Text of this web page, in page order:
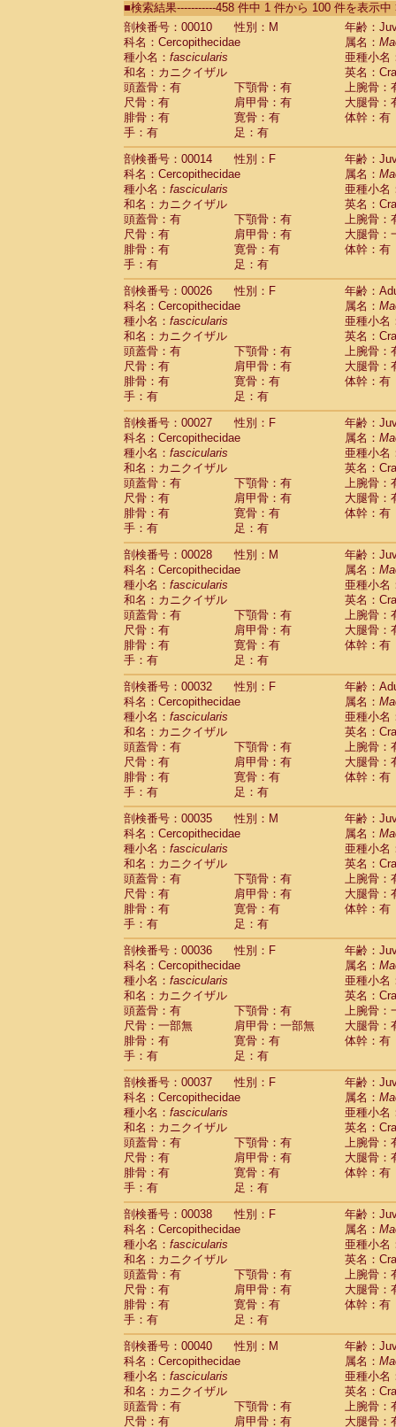
CebidaeSaguinus labiatus(0)
Cebidae Saguinus leucopus (6)
CebidaeSaguinus midas
CebidaeSaguinus mystax
CebidaeSaguinus nigricollis (34)
Cebidae Saguinus oedipus
Cebidae Saguinus weddelli
Cebidae Saguinusspp.
Cebidae Aotus trivirgatus
Cebidae Cebus albifrons
CebidaeCebus apella
CebidaeCebus capucinus
CebidaeCebus nigrivittatus
Cebidae Cebusspp.(0)
Cebidae Saimiri boliviensis
Cebidae Saimiri sciureus
Atelidae Alouatta caraya
AtelidaeAlouatta fusca
AtelidaeAlouatta seniculus
AtelidaeAlouatta
AtelidaeAteles belzebuth
Atelidae Ateles geoffroyi
Atelidae Ateles paniscus
Atelidae Atelesspp.
Atelidae Lagothrix lagothricha
AtelidaeLagothrix lagothricha cana(0)
Pitheciidae
Cacajao calvus
PitheciidaeCallicebus cupreus(2)
Pitheciidae Callicebus donacophilus(0)
Pitheciidae Callicebus moloch(0)
Pitheciidae Callicebus torquatus(0)
Pitheciidae Callicebus
Pitheciidae Chiropotes satanas
Pitheciidae Pithecia monachus
Pitheciidae Pithecia pithecia (0)
Cercopithecidae Cercocebus agilis (0)
Cercopithecidae
Cercocebus
Cercopithecidae
Cercocebus
CercopithecidaeCercocebus
CercopithecidaeCercocebus
CercopithecidaeCercocebus hybrid(2)
CercopithecidaeCercocebus
CercopithecidaeLophocebus
Cercopithecidae
(2)
Cercopithecidae Papio cynocephalus
Cercopithecidae Papio hamadryas(1)
CercopithecidaePapio papio
CercopithecidaePapio
CercopithecidaeMandrillus
CercopithecidaeMandrillus sphinx
CercopithecidaeTheropithecus
CercopithecidaeMacaca arctoides(4)
Cercopithecidae Macaca assamensis
Cercopithecidae
Macaca
CercopithecidaeMacaca cyclopis (23)
CercopithecidaeMacaca fascicularis
CercopithecidaeMacaca fuscaca
CercopithecidaeMacaca fuscata
CercopithecidaeMacaca fuscata
CercopithecidaeMacaca maura(4)
Cercopithecidae Macaca mulatta(102)
Cercopithecidae Macaca nemestrina(6)
Cercopithecidae Macaca nigra(1)
CercopithecidaeMacaca radiata(37)
CercopithecidaeMacaca silenus(0)
CercopithecidaeMacaca sinica (1)
CercopithecidaeMacaca sylvanus
CercopithecidaeMacaca thibetana (0)
Cercopithecidae Macaca tonkeana (0)
Cercopithecidae hybrid(2)
Cercopithecidae (0)
CercopithecidaeAllenopithecus
CercopithecidaeCercopithecus
CercopithecidaeCercopithecus
CercopithecidaeCercopithecus
CercopithecidaeCercopithecus diana
CercopithecidaeCercopithecus
Cercopithecidae
Cercopithecus
Cercopithecidae
Cercopithecus mitis
CercopithecidaeCercopithecus mitis
CercopithecidaeCercopithecus mitis
CercopithecidaeCercopithecus mona
CercopithecidaeCercopithecus
CercopithecidaeCercopithecus
CercopithecidaeCercopithecus
Cercopithecidae
Cercopithecusspp.(0)
Cercopithecidae
Chlorocebus
CercopithecidaeChlorocebus
CercopithecidaeErythrocebus patas
■検索結果-----------458 件中 1 件から 100 件を表示
剖検番号：00010
性別：M
年齢：
科名：Cercopithecidae
属名：
種小名： fascicularis
亜種小名
和名：カニクイザル
英名：
頭蓋骨：有
下顎骨：有
上腕骨：
尺骨：有
肩甲骨：有
大腿骨：
腓骨：有
寛骨：有
体幹：有
手：有
足：有
剖検番号：00014
性別：F
年齢：
科名：Cercopithecidae
属名：
種小名： fascicularis
亜種小名
和名：カニクイザル
英名：
頭蓋骨：有
下顎骨：有
上腕骨：
尺骨：有
肩甲骨：有
大腿骨：
腓骨：有
寛骨：有
体幹：有
手：有
足：有
剖検番号：00026
性別：F
年齢：
科名：Cercopithecidae
属名：
種小名： fascicularis
亜種小名
和名：カニクイザル
英名：
頭蓋骨：有
下顎骨：有
上腕骨：
尺骨：有
肩甲骨：有
大腿骨：
腓骨：有
寛骨：有
体幹：有
手：有
足：有
剖検番号：00027
性別：F
年齢：
科名：Cercopithecidae
属名：
種小名： fascicularis
亜種小名
和名：カニクイザル
英名：
頭蓋骨：有
下顎骨：有
上腕骨：
尺骨：有
肩甲骨：有
大腿骨：
腓骨：有
寛骨：有
体幹：有
手：有
足：有
剖検番号：00028
性別：M
年齢：
科名：Cercopithecidae
属名：
種小名： fascicularis
亜種小名
和名：カニクイザル
英名：
頭蓋骨：有
下顎骨：有
上腕骨：
尺骨：有
肩甲骨：有
大腿骨：
腓骨：有
寛骨：有
体幹：有
手：有
足：有
剖検番号：00032
性別：F
年齢：
科名：Cercopithecidae
属名：
種小名： fascicularis
亜種小名
和名：カニクイザル
英名：
頭蓋骨：有
下顎骨：有
上腕骨：
尺骨：有
肩甲骨：有
大腿骨：
腓骨：有
寛骨：有
体幹：有
手：有
足：有
剖検番号：00035
性別：M
年齢：
科名：Cercopithecidae
属名：
種小名： fascicularis
亜種小名
和名：カニクイザル
英名：
頭蓋骨：有
下顎骨：有
上腕骨：
尺骨：有
肩甲骨：有
大腿骨：
腓骨：有
寛骨：有
体幹：有
手：有
足：有
剖検番号：00036
性別：F
年齢：
科名：Cercopithecidae
属名：
種小名： fascicularis
亜種小名
和名：カニクイザル
英名：
頭蓋骨：有
下顎骨：有
上腕骨：
尺骨：一部無
肩甲骨：一部無
大腿骨：
腓骨：有
寛骨：有
体幹：有
手：有
足：有
剖検番号：00037
性別：F
年齢：
科名：Cercopithecidae
属名：
種小名： fascicularis
亜種小名
和名：カニクイザル
英名：
頭蓋骨：有
下顎骨：有
上腕骨：
尺骨：有
肩甲骨：有
大腿骨：
腓骨：有
寛骨：有
体幹：有
手：有
足：有
剖検番号：00038
性別：F
年齢：
科名：Cercopithecidae
属名：
種小名： fascicularis
亜種小名
和名：カニクイザル
英名：
頭蓋骨：有
下顎骨：有
上腕骨：
尺骨：有
肩甲骨：有
大腿骨：
腓骨：有
寛骨：有
体幹：有
手：有
足：有
剖検番号：00040
性別：M
年齢：
科名：Cercopithecidae
属名：
種小名： fascicularis
亜種小名
和名：カニクイザル
英名：
頭蓋骨：有
下顎骨：有
上腕骨：
尺骨：有
肩甲骨：有
大腿骨：